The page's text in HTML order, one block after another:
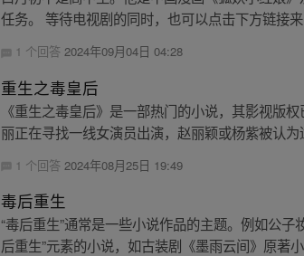
任务。 等待电视剧的同时，也可以点击下方链接
1 个回答2024年09月04日 04:28
重生之毒皇后
《重生之毒皇后》是一部热门的小说，其影视版
丽正在寻找一线女演员出演，赵丽颖或杨紫被认
1 个回答 2024年08月25日 19:49
毒后重生
“毒后重生”通常是一些小说作品的主题。例如公
后重生”元素的小说，如古装剧《墨雨云间》原著